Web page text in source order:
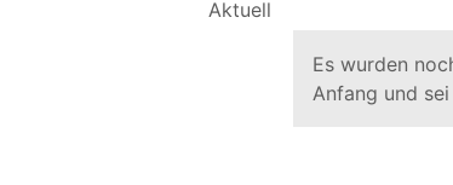
Es wurden
Anfang und